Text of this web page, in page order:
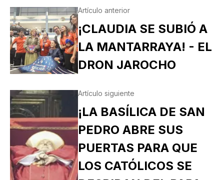
Artículo anterior
¡CLAUDIA SE SUBIÓ A
LA MANTARRAYA! - EL
DRON JAROCHO
Artículo siguiente
¡LA BASÍLICA DE SAN
PEDRO ABRE SUS
PUERTAS PARA QUE
LOS CATÓLICOS SE